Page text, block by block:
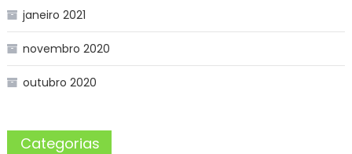
janeiro 2021
novembro 2020
outubro 2020
Categorias